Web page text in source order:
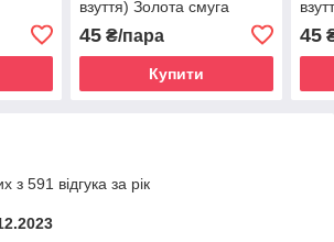
взуття) Золота смуга
45₴/пара
Купити
45
з 591 відгука за рік